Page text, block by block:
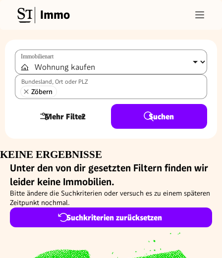
Immo
Immobilienart
Bundesland, Ort oder PLZ
Zöbern
Mehr Filter
2 Suchen
KEINE ERGEBNISSE
Unter den von dir gesetzten Filtern finden wir
leider keine Immobilien.
Bitte ändere die Suchkriterien oder versuch es zu einem späteren
Zeitpunkt nochmal.
Suchkriterien zurücksetzen